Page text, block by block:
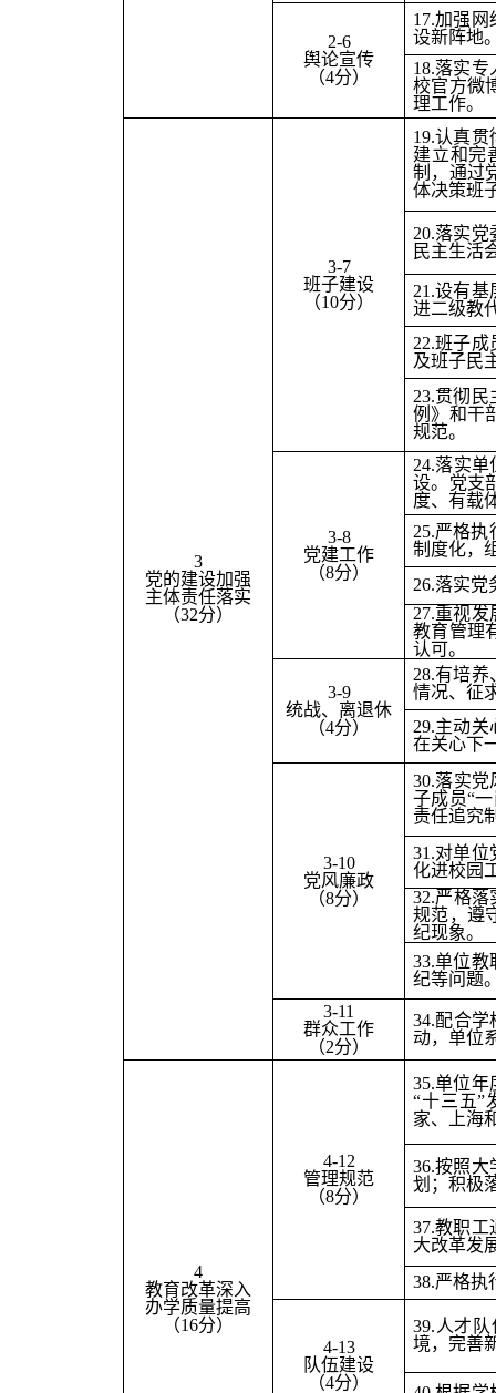
2-6
舆论宣传
（4分）
17.加强网
设新阵地
18.落实专
校官方微
理工作。
3
党的建设加强
主体责任落实
（32分）
3-7
班子建设
（10分）
19.认真贯
建立和完
制，通过
体决策班
20.落实党
民主生活
21.设有基
进二级教
22.班子成
及班子民
23.贯彻民
例》和干
规范。
3-8
党建工作
（8分）
24.落实单
设。党支
度、有载
25.严格执
制度化，
26.落实党
27.重视发
教育管理
认可。
3-9
统战、离退休
（4分）
28.有培养
情况、征
29.主动关
在关心下
3-10
党风廉政
（8分）
30.落实党
子成员“
责任追究
31.对单位
化进校园
32.严格落
规范，遵
纪现象。
33.单位教
纪等问题
3-11
群众工作
（2分）
34.配合学
动，单位
4
教育改革深入
办学质量提高
（16分）
4-12
管理规范
（8分）
35.单位年
“十三五”
家、上海
36.按照大
划；积极
37.教职工
大改革发
38.严格执
4-13
队伍建设
（4分）
39. 人才
境，完善